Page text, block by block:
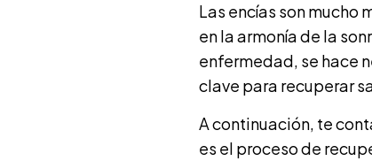
Las encías son mucho
en la armonía de la
enfermedad, se hace
clave para recuperar
A continuación, te
es el proceso de